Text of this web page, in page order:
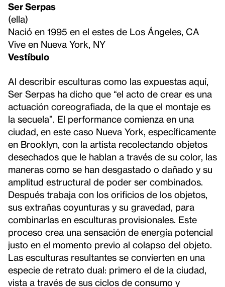
Ser Serpas
(ella)
Nació en 1995 en el estes de Los Ángeles, CA
Vive en Nueva York, NY
Vestíbulo
Al describir esculturas como las expuestas aquí,
Ser Serpas ha dicho que “el acto de crear es una
actuación coreografiada, de la que el montaje es
la secuela”. El performance comienza en una
ciudad, en este caso Nueva York, específicamente
en Brooklyn, con la artista recolectando objetos
desechados que le hablan a través de su color, las
maneras como se han desgastado o dañado y su
amplitud estructural de poder ser combinados.
Después trabaja con los orificios de los objetos,
sus extrañas coyunturas y su gravedad, para
combinarlas en esculturas provisionales. Este
proceso crea una sensación de energía potencial
justo en el momento previo al colapso del objeto.
Las esculturas resultantes se convierten en una
especie de retrato dual: primero el de la ciudad,
vista a través de sus ciclos de consumo y